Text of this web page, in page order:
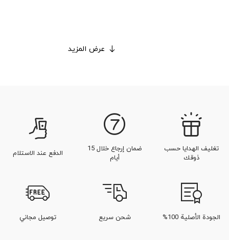
عرض المزيد
تغليف الهدايا حسب
ذوقك
ضمان إرجاع خلال 15
أيام
الدفع عند الاستلام
الجودة الأصلية 100% شحن سريع توصيل مجاني